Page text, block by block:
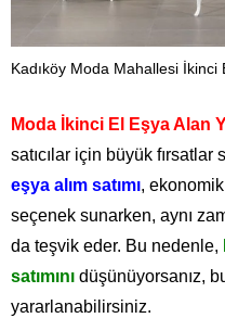
Kadıköy Moda Mahallesi İkinci
Moda İkinci El Eşya Alan
satıcılar için büyük fırsatlar
eşya alım satımı,
seçenek sunarken, aynı
da teşvik eder. Bu nedenle,
satımını düşünüyorsanız,
yararlanabilirsiniz.